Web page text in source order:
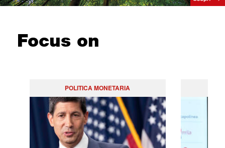
Focus on
POLITICA MONETARIA